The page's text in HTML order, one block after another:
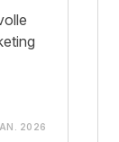
2026